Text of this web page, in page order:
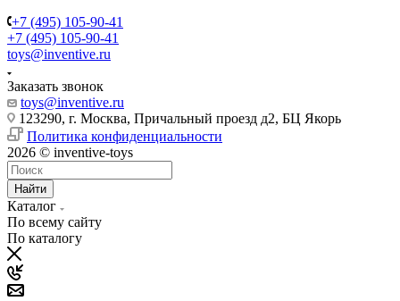
+7 (495) 105-90-41
+7 (495) 105-90-41
toys@inventive.ru
Заказать звонок
toys@inventive.ru
123290, г. Москва, Причальный проезд д2, БЦ Якорь
Политика конфиденциальности
2026 © inventive-toys
Найти
Каталог
По всему сайту
По каталогу